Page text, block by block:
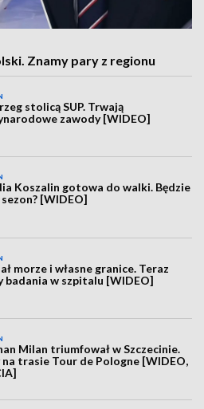
Znamy pary z regionu
stolicą SUP. Trwają
zawody [WIDEO]
Koszalin gotowa do walki. Będzie
[WIDEO]
morze i własne granice. Teraz
badania w szpitalu [WIDEO]
Milan triumfował w Szczecinie.
na trasie Tour de Pologne [WIDEO,